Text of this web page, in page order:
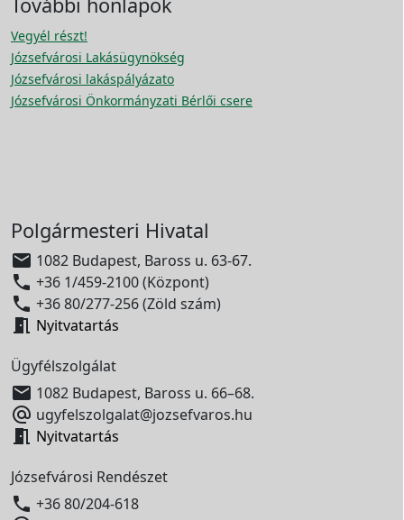
Vegyél részt!
Józsefvárosi Lakásügynökség
Józsefvárosi lakáspályázato
Józsefvárosi Önkormányzati Bérlői csere
Polgármesteri Hivatal
 1082 Budapest, Baross u. 63-67.
 +36 1/459-2100 (Központ)
 +36 80/277-256 (Zöld szám)
 Nyitvatartás
Ügyfélszolgálat
 1082 Budapest, Baross u. 66–68.
 ugyfelszolgalat@jozsefvaros.hu
 Nyitvatartás
Józsefvárosi Rendészet
 +36 80/204-618